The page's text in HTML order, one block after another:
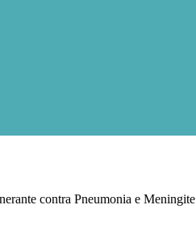
contra Pneumonia e Meningite